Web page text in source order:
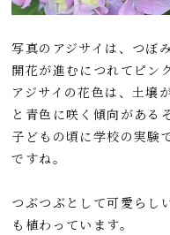
写真のアジサイは、つぼ
開花が進むにつれてピン
アジサイの花色は、土壌
と青色に咲く傾向がある
子どもの頃に学校の実験
ですね。
つぶつぶとして可愛らし
も植わっています。